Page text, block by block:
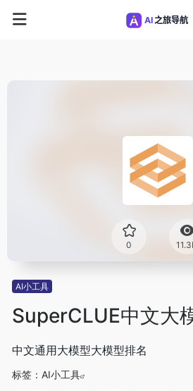
0
AI小工具
SuperCLUE中文大
中文通用大模型大模型排名
标签： AI小工具